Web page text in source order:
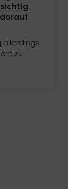
allerdings
zu